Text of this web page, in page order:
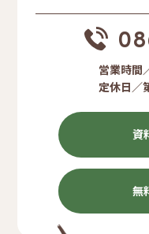
営業時間
定休日／
資
無